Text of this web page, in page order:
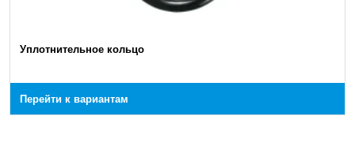
Уплотнительное кольцо
Перейти к вариантам